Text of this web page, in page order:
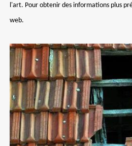
l'art. Pour obtenir des informations plus
web.